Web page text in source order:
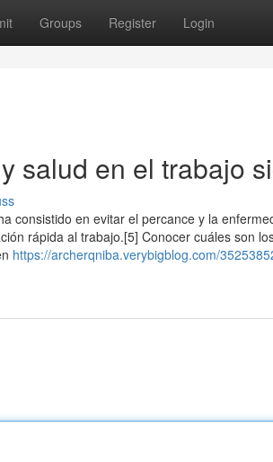
Groups Register Login
salud en el trabajo
consistido en evitar el percance y la
rápida al trabajo.[5]​ Conocer cuáles son
https://archerqniba.verybigblog.com/